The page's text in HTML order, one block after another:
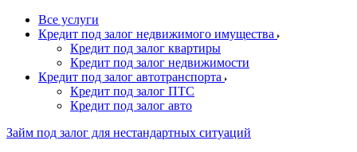
Все услуги
Кредит под залог недвижимого имущества
Кредит под залог квартиры
Кредит под залог недвижимости
Кредит под залог автотранспорта
Кредит под залог ПТС
Кредит под залог авто
Займ под залог для нестандартных ситуаций